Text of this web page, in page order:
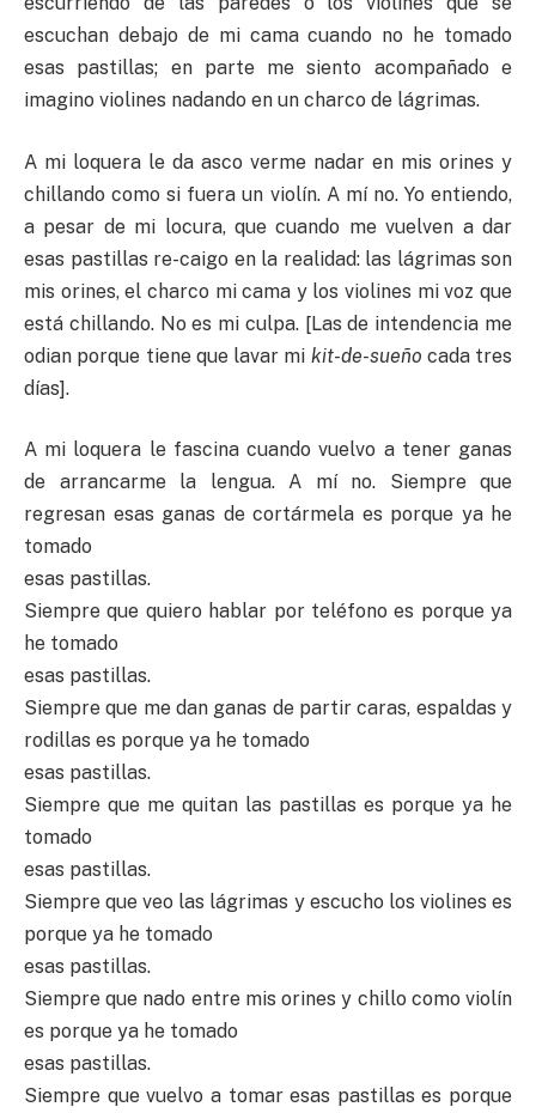
escuchan debajo de mi cama cuando no he tomado
esas pastillas; en parte me siento acompañado e
imagino violines nadando en un charco de lágrimas.
A mi loquera le da asco verme nadar en mis orines y
chillando como si fuera un violín. A mí no. Yo entiendo,
a pesar de mi locura, que cuando me vuelven a dar
esas pastillas re-caigo en la realidad: las lágrimas son
mis orines, el charco mi cama y los violines mi voz que
está chillando. No es mi culpa. [Las de intendencia me
odian porque tiene que lavar mi kit-de-sueño cada tres
días].
A mi loquera le fascina cuando vuelvo a tener ganas
de arrancarme la lengua. A mí no. Siempre que
regresan esas ganas de cortármela es porque ya he
tomado
esas pastillas.
Siempre que quiero hablar por teléfono es porque ya
he tomado
esas pastillas.
Siempre que me dan ganas de partir caras, espaldas y
rodillas es porque ya he tomado
esas pastillas.
Siempre que me quitan las pastillas es porque ya he
tomado
esas pastillas.
Siempre que veo las lágrimas y escucho los violines es
porque ya he tomado
esas pastillas.
Siempre que nado entre mis orines y chillo como violín
es porque ya he tomado
esas pastillas.
Siempre que vuelvo a tomar esas pastillas es porque